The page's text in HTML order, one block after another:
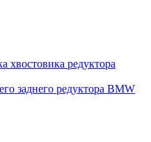
хвостовика редуктора
заднего редуктора BMW